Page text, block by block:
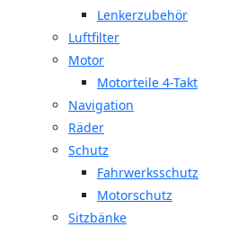
Lenkerzubehör
Luftfilter
Motor
Motorteile 4-Takt
Navigation
Räder
Schutz
Fahrwerksschutz
Motorschutz
Sitzbänke